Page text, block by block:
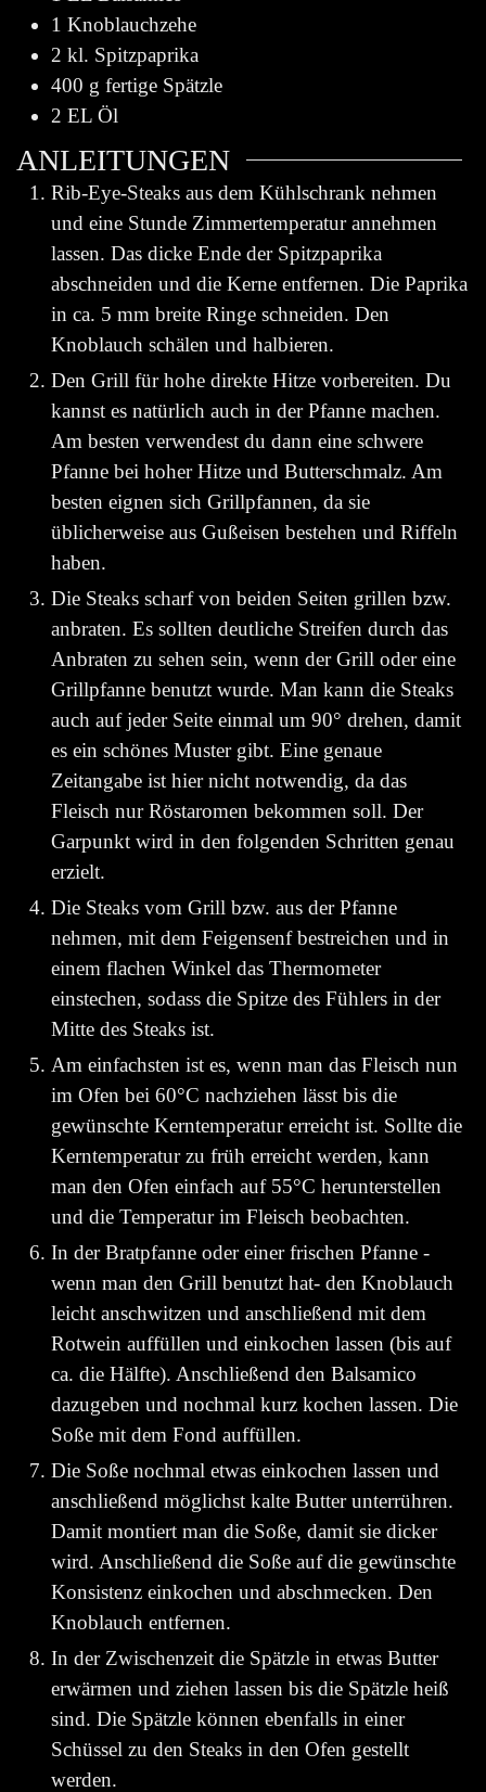
1 Knoblauchzehe
2 kl. Spitzpaprika
400 g fertige Spätzle
2 EL Öl
ANLEITUNGEN
Rib-Eye-Steaks aus dem Kühlschrank nehmen
und eine Stunde Zimmertemperatur annehmen
lassen. Das dicke Ende der Spitzpaprika
abschneiden und die Kerne entfernen. Die Paprika
in ca. 5 mm breite Ringe schneiden. Den
Knoblauch schälen und halbieren.
Den Grill für hohe direkte Hitze vorbereiten. Du
kannst es natürlich auch in der Pfanne machen.
Am besten verwendest du dann eine schwere
Pfanne bei hoher Hitze und Butterschmalz. Am
besten eignen sich Grillpfannen, da sie
üblicherweise aus Gußeisen bestehen und Riffeln
haben.
Die Steaks scharf von beiden Seiten grillen bzw.
anbraten. Es sollten deutliche Streifen durch das
Anbraten zu sehen sein, wenn der Grill oder eine
Grillpfanne benutzt wurde. Man kann die Steaks
auch auf jeder Seite einmal um 90° drehen, damit
es ein schönes Muster gibt. Eine genaue
Zeitangabe ist hier nicht notwendig, da das
Fleisch nur Röstaromen bekommen soll. Der
Garpunkt wird in den folgenden Schritten genau
erzielt.
Die Steaks vom Grill bzw. aus der Pfanne
nehmen, mit dem Feigensenf bestreichen und in
einem flachen Winkel das Thermometer
einstechen, sodass die Spitze des Fühlers in der
Mitte des Steaks ist.
Am einfachsten ist es, wenn man das Fleisch nun
im Ofen bei 60°C nachziehen lässt bis die
gewünschte Kerntemperatur erreicht ist. Sollte die
Kerntemperatur zu früh erreicht werden, kann
man den Ofen einfach auf 55°C herunterstellen
und die Temperatur im Fleisch beobachten.
In der Bratpfanne oder einer frischen Pfanne -
wenn man den Grill benutzt hat- den Knoblauch
leicht anschwitzen und anschließend mit dem
Rotwein auffüllen und einkochen lassen (bis auf
ca. die Hälfte). Anschließend den Balsamico
dazugeben und nochmal kurz kochen lassen. Die
Soße mit dem Fond auffüllen.
Die Soße nochmal etwas einkochen lassen und
anschließend möglichst kalte Butter unterrühren.
Damit montiert man die Soße, damit sie dicker
wird. Anschließend die Soße auf die gewünschte
Konsistenz einkochen und abschmecken. Den
Knoblauch entfernen.
In der Zwischenzeit die Spätzle in etwas Butter
erwärmen und ziehen lassen bis die Spätzle heiß
sind. Die Spätzle können ebenfalls in einer
Schüssel zu den Steaks in den Ofen gestellt
werden.